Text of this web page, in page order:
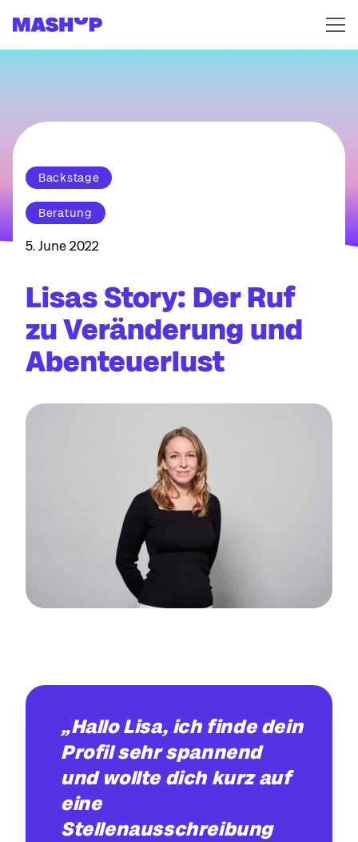
Backstage
Beratung
5. June 2022
Lisas Story: Der Ruf
zu Veränderung und
Abenteuerlust
„Hallo Lisa, ich finde dein
Profil sehr spannend
und wollte dich kurz auf
eine
Stellenausschreibung